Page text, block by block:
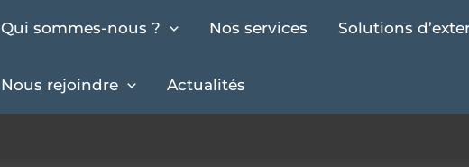
Qui sommes-nous ? Nos services Solutions
Nous rejoindre Actualités